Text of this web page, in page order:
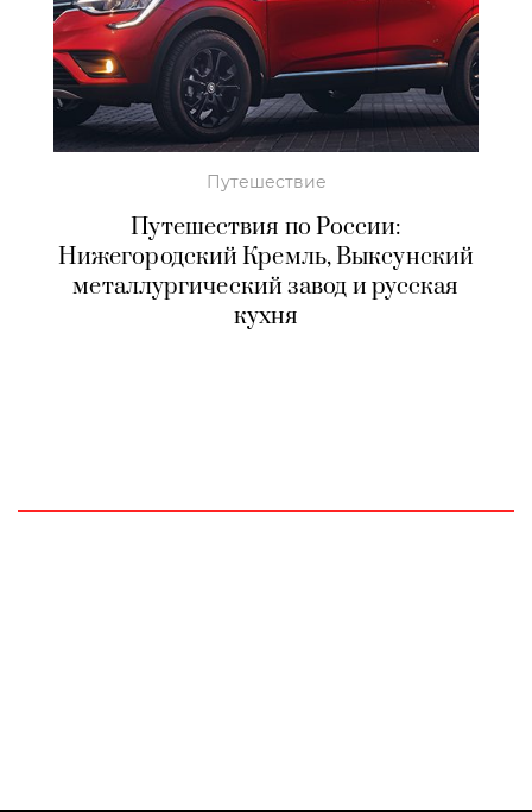
Путешествие
Путешествия по России:
Нижегородский Кремль, Выксунский
металлургический завод и русская
кухня